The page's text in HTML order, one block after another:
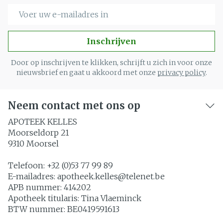
Inschrijven
Door op inschrijven te klikken, schrijft u zich in voor onze
nieuwsbrief en gaat u akkoord met onze privacy policy.
Neem contact met ons op
APOTEEK KELLES
Moorseldorp 21
9310 Moorsel
Telefoon: +32 (0)53 77 99 89
E-mailadres: apotheek.kelles@telenet.be
APB nummer: 414202
Apotheek titularis: Tina Vlaeminck
BTW nummer: BE0419591613